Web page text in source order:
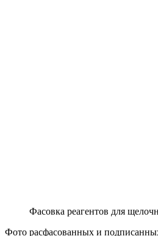
Фасовка реагентов для
Фото расфасованных и